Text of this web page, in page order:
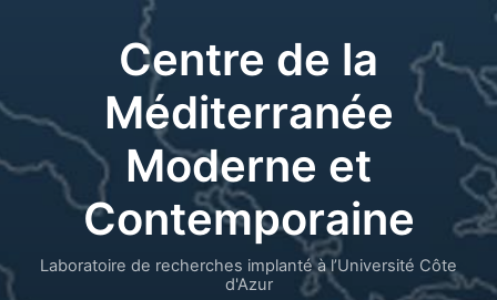
Centre de la
Méditerranée
Moderne et
Contemporaine
Laboratoire de recherches implanté à l’Université Côte
d'Azur